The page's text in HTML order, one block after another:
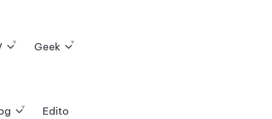
Geek
Edito